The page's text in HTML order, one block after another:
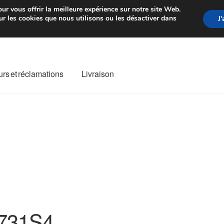
de 7 EUR Du lundi au
et réclamations Livraison
vous offrir la meilleure expérience sur notre site Web.
les cookies que nous utilisons ou les désactiver dans